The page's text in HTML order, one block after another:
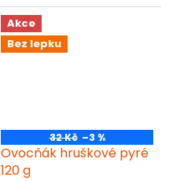
Akce
Bez lepku
32 Kč –3 %
Ovocňák hruškové pyré
120 g